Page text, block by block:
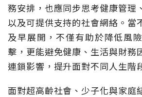
務安排，也應同步思考健康管理
以及可提供支持的社會網絡。當
及早展開，不僅有助於降低風
擊，更能避免健康、生活與財務
連鎖影響，提升面對不同人生階
面對超高齡社會、少子化與家庭